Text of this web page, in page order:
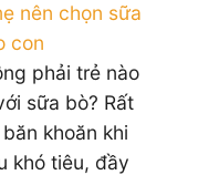
nên chọn sữa
con
phải trẻ nào
sữa bò? Rất
khoăn khi
khó tiêu, đầy